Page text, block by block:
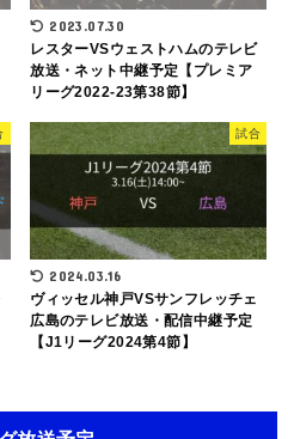
2023.07.30
レスターVSウェストハムのテレビ
放送・ネット中継予定【プレミア
リーグ2022-23第38節】
試合
2024.03.16
ヴィッセル神戸VSサンフレッチェ
広島のテレビ放送・配信中継予定
【J1リーグ2024第4節】